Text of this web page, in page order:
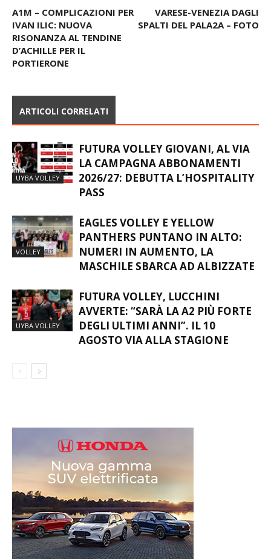
A1M – COMPLICAZIONI PER
IVAN ILIC: NUOVA
RISONANZA AL TENDINE
D’ACHILLE PER IL
PORTIERONE
VARESE-VENEZIA DAGLI
SPALTI DEL PALA2A – FOTO
ARTICOLI CORRELATI
UYBA VOLLEY
FUTURA VOLLEY GIOVANI, AL VIA
LA CAMPAGNA ABBONAMENTI
2026/27: DEBUTTA L’HOSPITALITY
PASS
VOLLEY
EAGLES VOLLEY E YELLOW
PANTHERS PUNTANO IN ALTO:
NUMERI IN AUMENTO, LA
MASCHILE SBARCA AD ALBIZZATE
UYBA VOLLEY
FUTURA VOLLEY, LUCCHINI
AVVERTE: “SARÀ LA A2 PIÙ FORTE
DEGLI ULTIMI ANNI”. IL 10
AGOSTO VIA ALLA STAGIONE